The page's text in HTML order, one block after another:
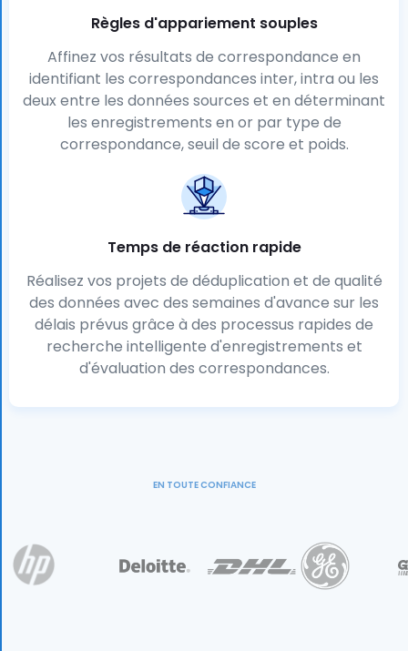
Règles d'appariement souples
Affinez vos résultats de correspondance en
identifiant les correspondances inter, intra ou les
deux entre les données sources et en déterminant
les enregistrements en or par type de
correspondance, seuil de score et poids.
Temps de réaction rapide
Réalisez vos projets de déduplication et de qualité
des données avec des semaines d'avance sur les
délais prévus grâce à des processus rapides de
recherche intelligente d'enregistrements et
d'évaluation des correspondances.
EN TOUTE CONFIANCE